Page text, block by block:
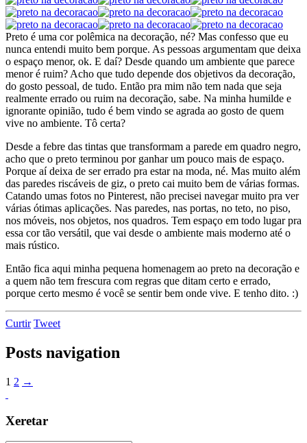
Preto é uma cor polêmica na decoração, né? Mas confesso que eu
nunca entendi muito bem porque. As pessoas argumentam que deixa
o espaço menor, ok. E daí? Desde quando um ambiente que parece
menor é ruim? Acho que tudo depende dos objetivos da decoração,
do gosto pessoal, de tudo. Então pra mim não tem nada que seja
realmente errado ou ruim na decoração, sabe. Na minha humilde e
ignorante opinião, tudo é bem vindo se agrada ao gosto de quem
vive no ambiente. Tô certa?
Desde a febre das tintas que transformam a parede em quadro negro,
acho que o preto terminou por ganhar um pouco mais de espaço.
Porque aí deixa de ser errado pra estar na moda, né. Mas muito além
das paredes riscáveis de giz, o preto cai muito bem de várias formas.
Catando umas fotos no Pinterest, não precisei navegar muito pra ver
várias ótimas aplicações. Nas paredes, nas portas, no teto, no piso,
nos móveis, nos objetos, nos quadros. Tem espaço em todo lugar pra
essa cor tão versátil, que vai desde o ambiente mais moderno até o
mais rústico.
Então fica aqui minha pequena homenagem ao preto na decoração e
a quem não tem frescura com regras que ditam certo e errado,
porque certo mesmo é você se sentir bem onde vive. E tenho dito. :)
Curtir Tweet
Posts navigation
1 2 →
Xeretar